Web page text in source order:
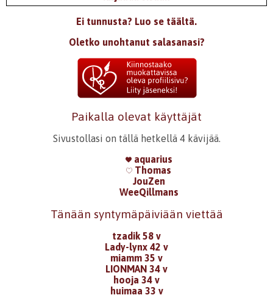
Ei tunnusta? Luo se täältä.
Oletko unohtanut salasanasi?
Paikalla olevat käyttäjät
Sivustollasi on tällä hetkellä 4 kävijää.
aquarius
Thomas
JouZen
WeeQillmans
Tänään syntymäpäiviään viettää
tzadik 58 v
Lady-lynx 42 v
miamm 35 v
LIONMAN 34 v
hooja 34 v
huimaa 33 v